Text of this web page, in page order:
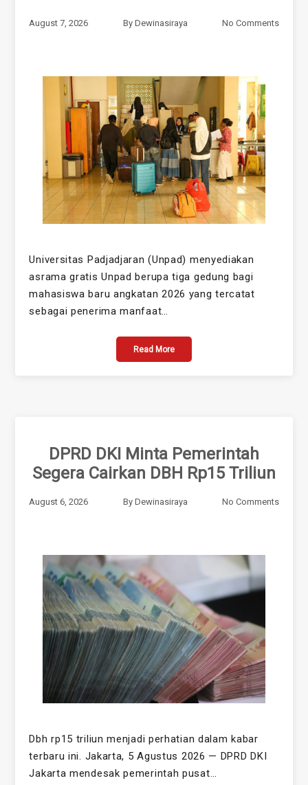
August 7, 2026 By Dewinasiraya No Comments
Universitas Padjadjaran (Unpad) menyediakan
asrama gratis Unpad berupa tiga gedung bagi
mahasiswa baru angkatan 2026 yang tercatat
sebagai penerima manfaat…
Read More
DPRD DKI Minta Pemerintah
Segera Cairkan DBH Rp15 Triliun
August 6, 2026 By Dewinasiraya No Comments
Dbh rp15 triliun menjadi perhatian dalam kabar
terbaru ini. Jakarta, 5 Agustus 2026 — DPRD DKI
Jakarta mendesak pemerintah pusat…